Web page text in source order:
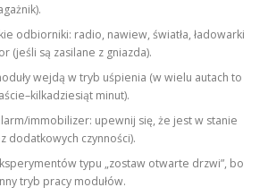
odbiorniki: radio, nawiew, światła, ładowarki
(jeśli są zasilane z gniazda).
wejdą w tryb uśpienia (w wielu autach to
minut).
immobilizer: upewnij się, że jest w stanie
dodatkowych czynności).
typu „zostaw otwarte drzwi”, bo
tryb pracy modułów.